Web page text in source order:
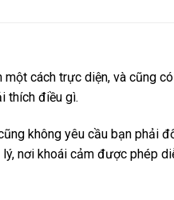
cách trực diện, và cũng
thích điều gì.
không yêu cầu bạn phải
nơi khoái cảm được phép